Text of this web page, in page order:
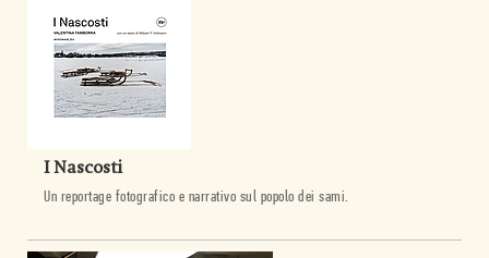
I Nascosti
Un reportage fotografico e narrativo sul popolo dei sami.